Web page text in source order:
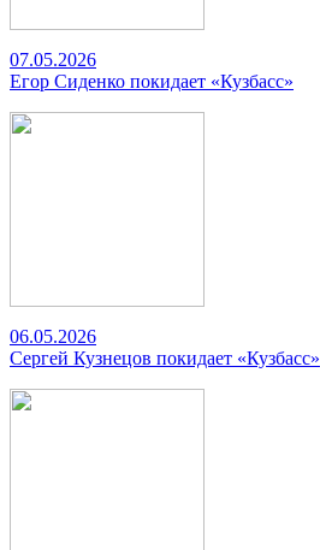
07.05.2026
Егор Сиденко покидает «Кузбасс»
06.05.2026
Сергей Кузнецов покидает «Кузбасс»